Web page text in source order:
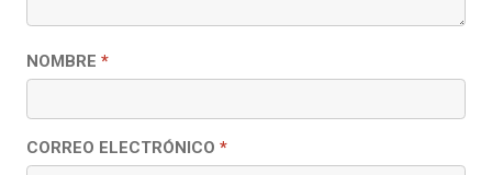
NOMBRE *
CORREO ELECTRÓNICO *